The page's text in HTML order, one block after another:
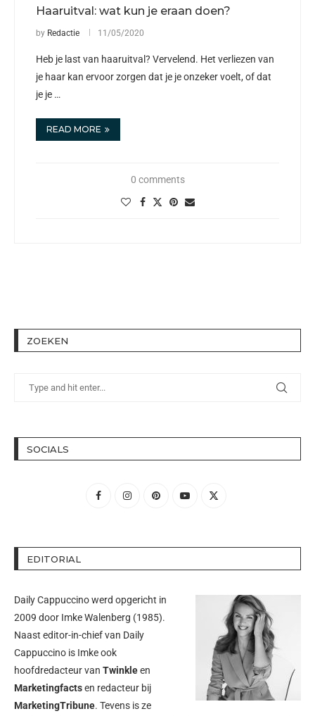
Haaruitval: wat kun je eraan doen?
by Redactie 11/05/2020
Heb je last van haaruitval? Vervelend. Het verliezen van
je haar kan ervoor zorgen dat je je onzeker voelt, of dat
je je …
READ MORE
0 comments
ZOEKEN
SOCIALS
EDITORIAL
Daily Cappuccino werd opgericht in
2009 door Imke Walenberg (1985).
Naast editor-in-chief van Daily
Cappuccino is Imke ook
hoofdredacteur van Twinkleen
Marketingfactsen redacteur bij
MarketingTribune. Tevens is ze